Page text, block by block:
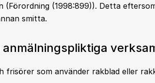
(Förordning (1998:899)). Detta
smitta.
anmälningspliktiga
frisörer som använder rakblad eller